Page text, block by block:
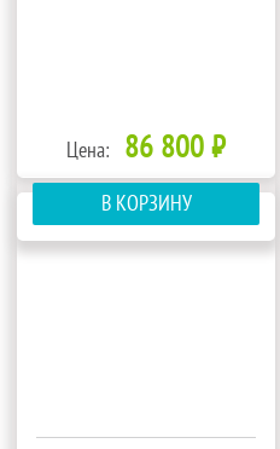
Цена: 86 800 ₽
В КОРЗИНУ